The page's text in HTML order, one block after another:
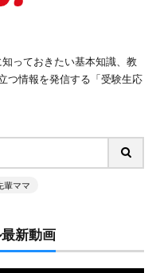
っておきたい基本知識、教
つ情報を発信する「受験生応
輩ママ
最新動画